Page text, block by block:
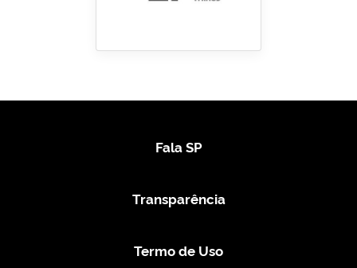
Fala SP
Transparência
Termo de Uso